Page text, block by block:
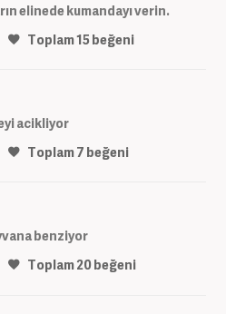
elinede kumandayı verin.
Toplam15beğeni
acikliyor
Toplam7 beğeni
benziyor
Toplam20beğeni